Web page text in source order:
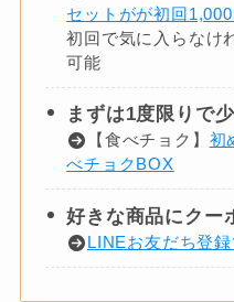
セットがが初回
初回で気に入らなけ
可能
まずは1度限りで
【食べチョク】 初
べチョクBOX
好きな商品にクー
LINEお友だち登